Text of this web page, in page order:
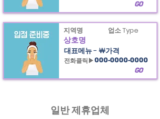
GO
지역명 업소 Type
상호명
대표메뉴 - ￦가격
전화클릭▶ 000-0000-0000
GO
힐링정보 동대문마사지1인샵과 왕십리스웨디시 1인샵&성동구 1인샵 정보제공
일반 제휴업체